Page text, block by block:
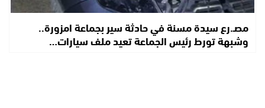
مصـ.رع سيدة مسنة في حادثة سير بجماعة امزورة..
وشبهة تورط رئيس الجماعة تعيد ملف سيارات…